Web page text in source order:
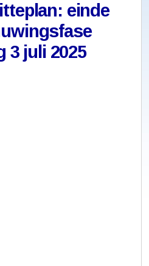
einde
3 juli 2025